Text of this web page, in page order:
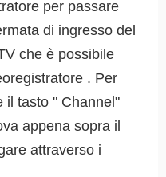
per passare
di ingresso del
che è possibile
. Per
il tasto " Channel"
appena sopra il
attraverso i